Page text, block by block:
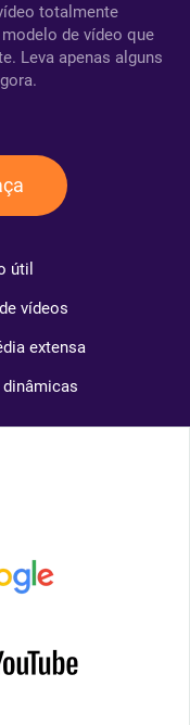
totalmente
de vídeo que
Leva apenas alguns
útil
vídeos
extensa